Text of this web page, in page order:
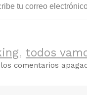
, todos
los comentarios